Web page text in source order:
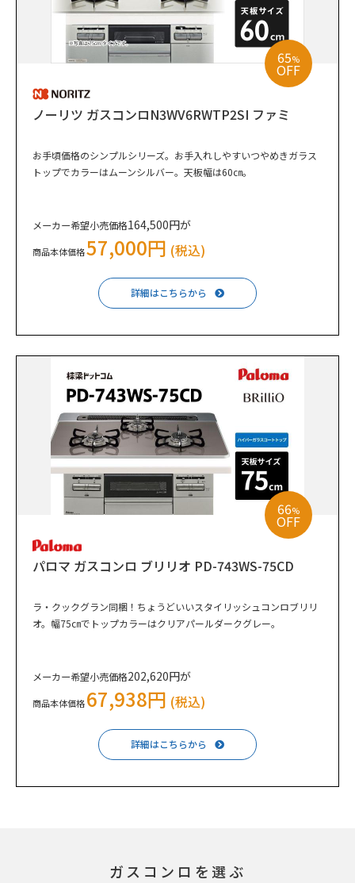
65%
OFF
ノーリツ ガスコンロN3WV6RWTP2SI ファミ
お手頃価格のシンプルシリーズ。お手入れしやすいつやめきガラス
トップでカラーはムーンシルバー。天板幅は60㎝。
メーカー希望小売価格164,500円が
商品本体価格57,000円 (税込)
詳細はこちらから
66%
OFF
パロマ ガスコンロ ブリリオ PD-743WS-75CD
ラ・クックグラン同梱！ちょうどいいスタイリッシュコンロブリリ
オ。幅75㎝でトップカラーはクリアパールダークグレー。
メーカー希望小売価格202,620円が
商品本体価格67,938円 (税込)
詳細はこちらから
ガスコンロを選ぶ